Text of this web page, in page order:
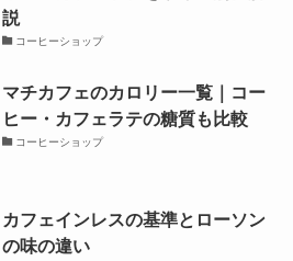
説
コーヒーショップ
マチカフェのカロリー一覧｜コー
ヒー・カフェラテの糖質も比較
コーヒーショップ
カフェインレスの基準とローソン
の味の違い